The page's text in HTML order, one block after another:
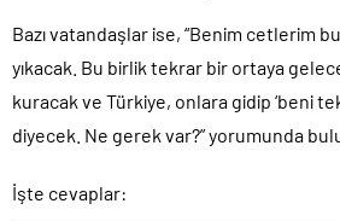
Bazı vatandaşlar ise, “Benim cetlerim
yıkacak. Bu birlik tekrar bir ortaya
kuracak ve Türkiye, onlara gidip ‘beni
diyecek. Ne gerek var?” yorumunda
İşte cevaplar: